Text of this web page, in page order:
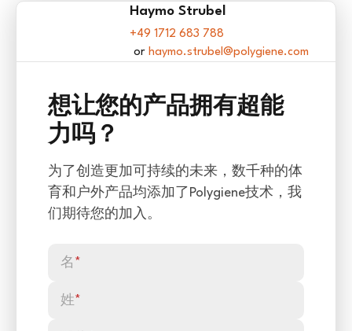
Haymo Strubel
+49 1712 683 788
haymo.strubel@polygiene.com
想让您的产品拥有超能
力吗？
为了创造更加可持续的未来，数千种的体
育和户外产品均添加了Polygiene技术，我
们期待您的加入。
名 *
姓*